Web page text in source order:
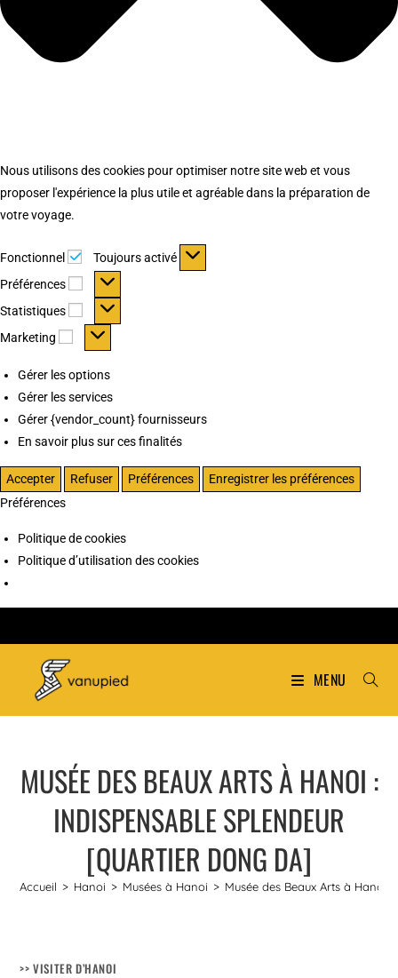
Nous utilisons des cookies pour optimiser notre site web et vous
proposer l'expérience la plus utile et agréable dans la préparation de
votre voyage.
Fonctionnel Fonctionnel
Toujours activé
Préférences
Préférences
Statistiques Statistiques
Marketing Marketing
Gérer les options
Gérer les services
Gérer {vendor_count} fournisseurs
En savoir plus sur ces finalités
Accepter Refuser Préférences
Enregistrer les préférences
Préférences
Politique de cookies
Politique d’utilisation des cookies
MENU
MUSÉE DES BEAUX ARTS À HANOI :
INDISPENSABLE SPLENDEUR
[QUARTIER DONG DA]
Accueil > Hanoi > Musées à Hanoi > Musée des Beaux Arts à Hanoi
>> VISITER D’HANOI